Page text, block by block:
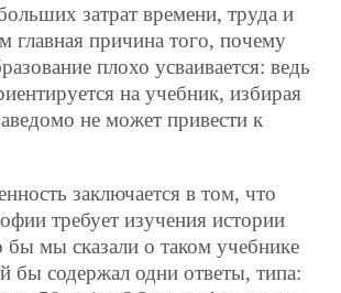
затрат времени, труда и
главная причина того, почему
плохо усваивается: ведь
на учебник, избирая
не может привести к
заключается в том, что
требует изучения истории
мы сказали о таком учебнике
бы содержал одни ответы, типа: